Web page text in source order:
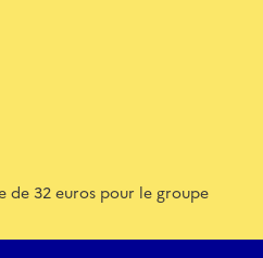
de 32 euros pour le groupe